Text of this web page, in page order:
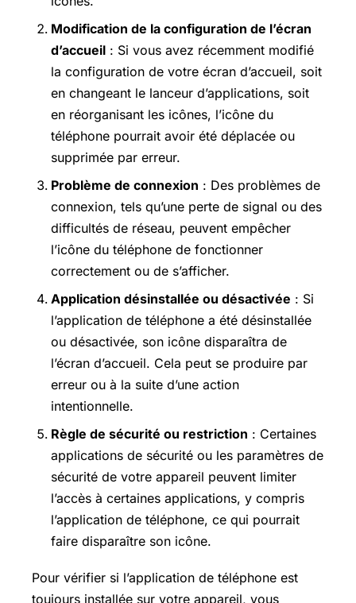
Modification de la configuration de l’écran
d’accueil : Si vous avez récemment modifié
la configuration de votre écran d’accueil, soit
en changeant le lanceur d’applications, soit
en réorganisant les icônes, l’icône du
téléphone pourrait avoir été déplacée ou
supprimée par erreur.
Problème de connexion : Des problèmes de
connexion, tels qu’une perte de signal ou des
difficultés de réseau, peuvent empêcher
l’icône du téléphone de fonctionner
correctement ou de s’afficher.
Application désinstallée ou désactivée : Si
l’application de téléphone a été désinstallée
ou désactivée, son icône disparaîtra de
l’écran d’accueil. Cela peut se produire par
erreur ou à la suite d’une action
intentionnelle.
Règle de sécurité ou restriction : Certaines
applications de sécurité ou les paramètres de
sécurité de votre appareil peuvent limiter
l’accès à certaines applications, y compris
l’application de téléphone, ce qui pourrait
faire disparaître son icône.
Pour vérifier si l’application de téléphone est
toujours installée sur votre appareil, vous